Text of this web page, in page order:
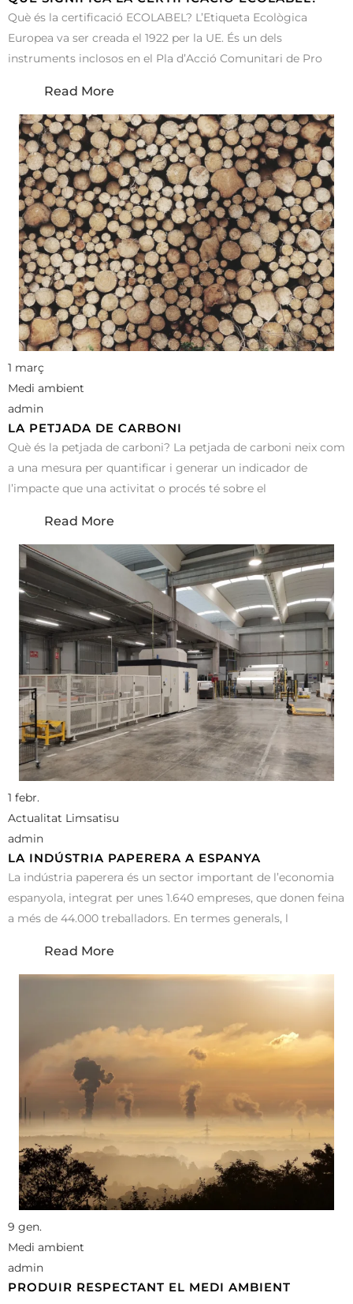
Què és la certificació ECOLABEL? L’Etiqueta Ecològica
Europea va ser creada el 1922 per la UE. És un dels
instruments inclosos en el Pla d’Acció Comunitari de Pro
Read More
1 març
Medi ambient
admin
LA PETJADA DE CARBONI
Què és la petjada de carboni? La petjada de carboni neix com
a una mesura per quantificar i generar un indicador de
l’impacte que una activitat o procés té sobre el
Read More
1 febr.
Actualitat Limsatisu
admin
LA INDÚSTRIA PAPERERA A ESPANYA
La indústria paperera és un sector important de l’economia
espanyola, integrat per unes 1.640 empreses, que donen feina
a més de 44.000 treballadors. En termes generals, l
Read More
9 gen.
Medi ambient
admin
PRODUIR RESPECTANT EL MEDI AMBIENT